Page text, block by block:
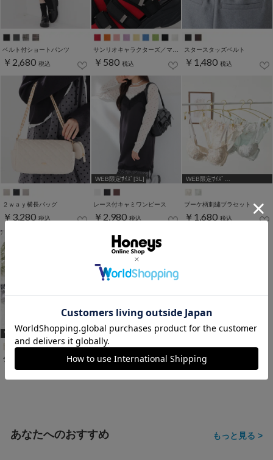
ベルト付ショートパンツ
￥2,680 税込
サンリオキャラクターズ／マイカラーソックス
￥580 税込
スタースタッズベルト
￥1,480 税込
２ｗａｙ横長バッグ
￥3,280 税込
WEB限定ｻｲｽﾞ[3L]
レース付キャミワンピース
￥2,980 税込
WEB限定ｻｲｽﾞ
ブーケ柄刺繍ブラセット
￥1,680 税込
WEB限定ｻｲｽﾞ
[A75,B65,C65,D65,D70]
ラメ入り花刺繍ブラセット
￥1,680
レースペプラムトップス
￥2,280
あなたへのおすすめ もっと見る >